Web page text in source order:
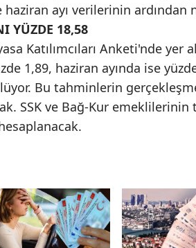
haziran ayı verilerinin ardından
YÜZDE 18,58
Katılımcıları Anketi'nde
1,89, haziran ayında ise
Bu tahminlerin
SSK ve Bağ-Kur emeklilerinin